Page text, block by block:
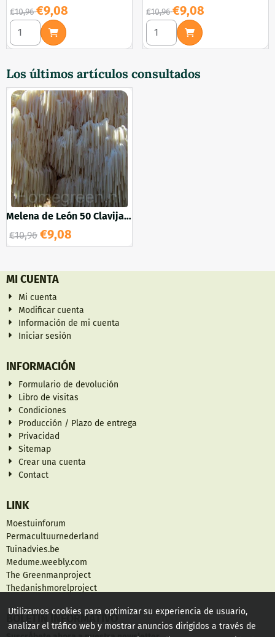
Por 10,96 para 9,08
€10,96€9,08
Seleccionar cantidad para Shiitake 50 Clavija de madera
Por 10,96 para 9,08
€10,96€9,08
Seleccionar cantidad para
Los últimos artículos consultados
Melena de León 50 Clavija
de madera
€10,96 €9,08
MI CUENTA
Mi cuenta
Modificar cuenta
Información de mi cuenta
Iniciar sesión
INFORMACIÓN
Formulario de devolución
Libro de visitas
Condiciones
Producción / Plazo de entrega
Privacidad
Sitemap
Crear una cuenta
Contact
LINK
Moestuinforum
Permacultuurnederland
Tuinadvies.be
Medume.weebly.com
The Greenmanproject
Thedanishmorelproject
BOLETÍN INFORMATIVO
Utilizamos cookies para optimizar su experiencia de usuario,
analizar el tráfico web y mostrar anuncios dirigidos a través de